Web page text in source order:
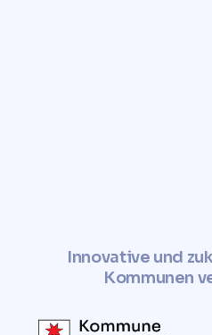
Innovative und
Kommunen